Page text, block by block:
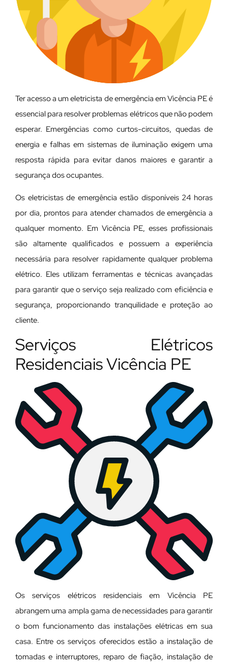
Ter acesso a um eletricista de emergência em Vicência PE é
essencial para resolver problemas elétricos que não podem
esperar. Emergências como curtos-circuitos, quedas de
energia e falhas em sistemas de iluminação exigem uma
resposta rápida para evitar danos maiores e garantir a
segurança dos ocupantes.
Os eletricistas de emergência estão disponíveis 24 horas
por dia, prontos para atender chamados de emergência a
qualquer momento. Em Vicência PE, esses profissionais
são altamente qualificados e possuem a experiência
necessária para resolver rapidamente qualquer problema
elétrico. Eles utilizam ferramentas e técnicas avançadas
para garantir que o serviço seja realizado com eficiência e
segurança, proporcionando tranquilidade e proteção ao
cliente.
Serviços Elétricos
Residenciais Vicência PE
Os serviços elétricos residenciais em Vicência PE
abrangem uma ampla gama de necessidades para garantir
o bom funcionamento das instalações elétricas em sua
casa. Entre os serviços oferecidos estão a instalação de
tomadas e interruptores, reparo de fiação, instalação de